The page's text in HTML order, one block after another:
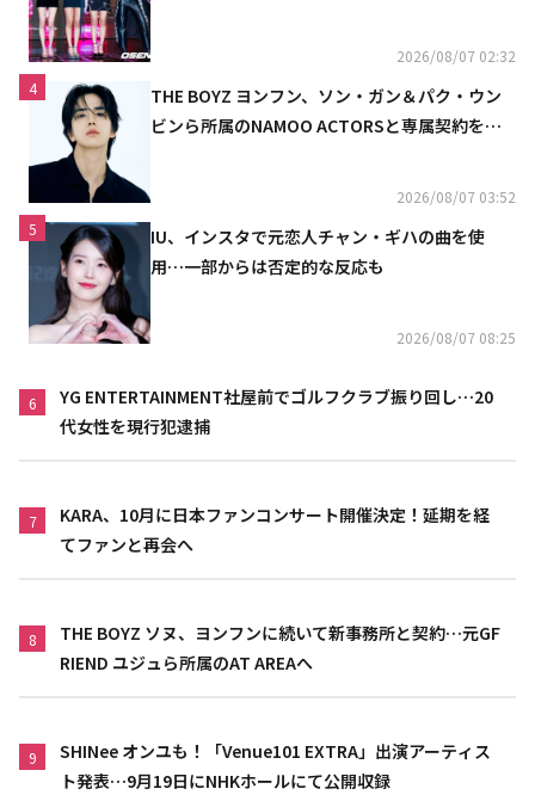
2026/08/07 02:32
4
THE BOYZ ヨンフン、ソン・ガン＆パク・ウン
ビンら所属のNAMOO ACTORSと専属契約を締
2026/08/07 03:52
5
IU、インスタで元恋人チャン・ギハの曲を使
用…一部からは否定的な反応も
2026/08/07 08:25
6
YG ENTERTAINMENT社屋前でゴルフクラブ振り回し…20
代女性を現行犯逮捕
7
KARA、10月に日本ファンコンサート開催決定！延期を経
てファンと再会へ
8
THE BOYZ ソヌ、ヨンフンに続いて新事務所と契約…元GF
RIEND ユジュら所属のAT AREAへ
9
SHINee オンユも！「Venue101 EXTRA」出演アーティス
ト発表…9月19日にNHKホールにて公開収録